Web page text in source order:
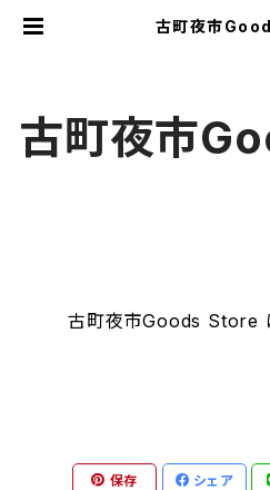
古町夜市
古町夜市
古町夜市Goods Store
保存 シェア